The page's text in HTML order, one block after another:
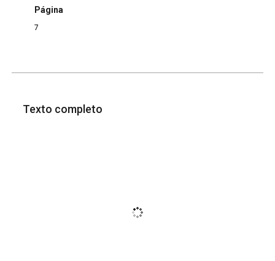
Página
7
Texto completo